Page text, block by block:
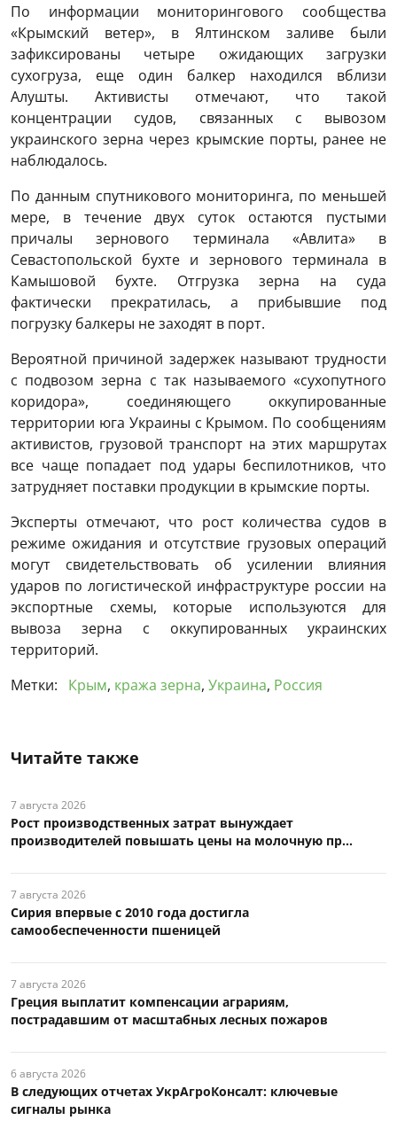
По информации мониторингового сообщества
«Крымский ветер», в Ялтинском заливе были
зафиксированы четыре ожидающих загрузки
сухогруза, еще один балкер находился вблизи
Алушты. Активисты отмечают, что такой
концентрации судов, связанных с вывозом
украинского зерна через крымские порты, ранее не
наблюдалось.
По данным спутникового мониторинга, по меньшей
мере, в течение двух суток остаются пустыми
причалы зернового терминала «Авлита» в
Севастопольской бухте и зернового терминала в
Камышовой бухте. Отгрузка зерна на суда
фактически прекратилась, а прибывшие под
погрузку балкеры не заходят в порт.
Вероятной причиной задержек называют трудности
с подвозом зерна с так называемого «сухопутного
коридора», соединяющего оккупированные
территории юга Украины с Крымом. По сообщениям
активистов, грузовой транспорт на этих маршрутах
все чаще попадает под удары беспилотников, что
затрудняет поставки продукции в крымские порты.
Эксперты отмечают, что рост количества судов в
режиме ожидания и отсутствие грузовых операций
могут свидетельствовать об усилении влияния
ударов по логистической инфраструктуре россии на
экспортные схемы, которые используются для
вывоза зерна с оккупированных украинских
территорий.
Метки:
Крым, кража зерна, Украина, Россия
Читайте также
7 августа 2026
Рост производственных затрат вынуждает
производителей повышать цены на молочную пр...
7 августа 2026
Сирия впервые с 2010 года достигла
самообеспеченности пшеницей
7 августа 2026
Греция выплатит компенсации аграриям,
пострадавшим от масштабных лесных пожаров
6 августа 2026
В следующих отчетах УкрАгроКонсалт: ключевые
сигналы рынка